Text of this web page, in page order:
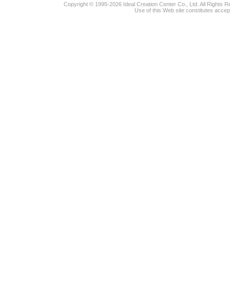
Copyright © 1995-2026 Ideal Creation Center Co., Ltd. All Rights
Use of this Web site constitutes